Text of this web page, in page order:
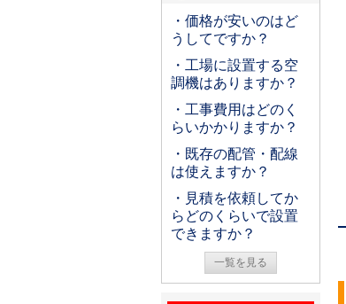
・価格が安いのはど
うしてですか？
・工場に設置する空
調機はありますか？
・工事費用はどのく
らいかかりますか？
・既存の配管・配線
は使えますか？
・見積を依頼してか
らどのくらいで設置
できますか？
一覧を見る